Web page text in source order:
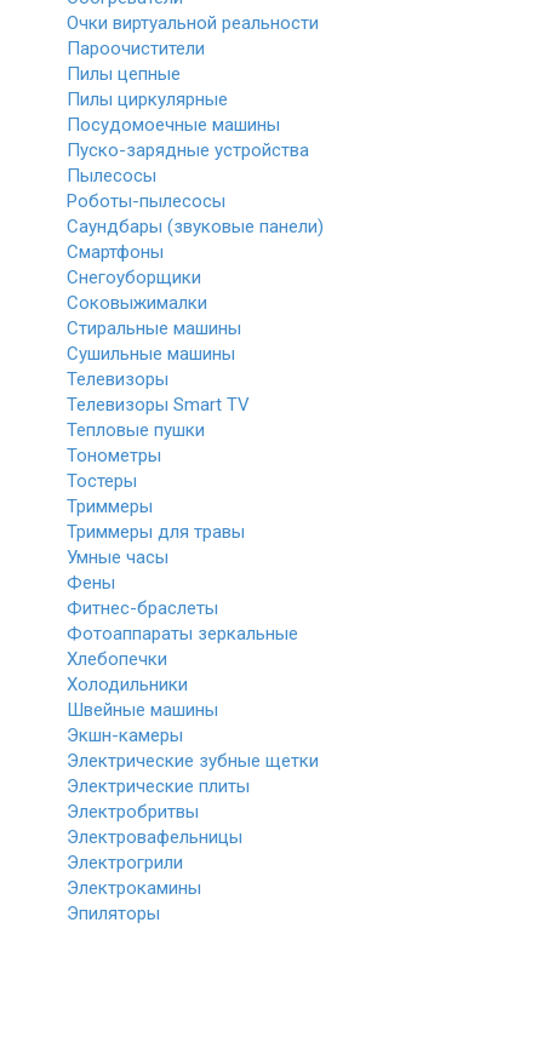
Очки виртуальной реальности
Пароочистители
Пилы цепные
Пилы циркулярные
Посудомоечные машины
Пуско-зарядные устройства
Пылесосы
Роботы-пылесосы
Саундбары (звуковые панели)
Смартфоны
Снегоуборщики
Соковыжималки
Стиральные машины
Сушильные машины
Телевизоры
Телевизоры Smart TV
Тепловые пушки
Тонометры
Тостеры
Триммеры
Триммеры для травы
Умные часы
Фены
Фитнес-браслеты
Фотоаппараты зеркальные
Хлебопечки
Холодильники
Швейные машины
Экшн-камеры
Электрические зубные щетки
Электрические плиты
Электробритвы
Электровафельницы
Электрогрили
Электрокамины
Эпиляторы